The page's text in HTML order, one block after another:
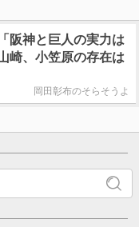
阪神と巨人の実力は
、小笠原の存在は
岡田彰布のそらそうよ